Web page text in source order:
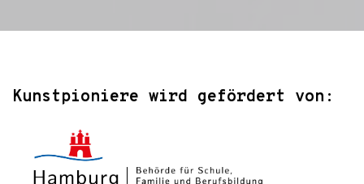
Kunstpioniere wird gefördert von: